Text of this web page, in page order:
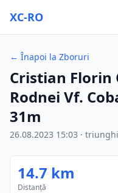
XC-RO
← Înapoi la Zboruri
Cristian Florin
Rodnei Vf.
31m
26.08.2023 15:03 ·
14.7 km
Distanță